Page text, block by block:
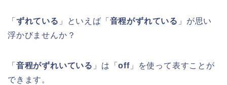
「 ずれている 」といえば「 音程がずれている 」が思い
浮かびませんか？
「 音程がずれいている 」は「off」を使って表すことが
できます。